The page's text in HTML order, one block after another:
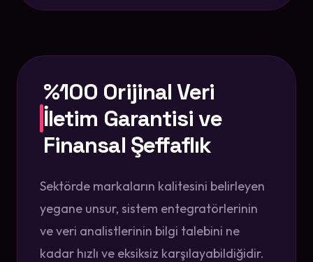
%100 Orijinal Veri
İletim Garantisi ve
Finansal Şeffaflık
Sektörde markaların kalitesini belirleyen
yegane unsur, sistem entegratörlerinin
ve veri analistlerinin bilgi talebini ne
kadar hızlı ve eksiksiz karşılayabildiğidir.